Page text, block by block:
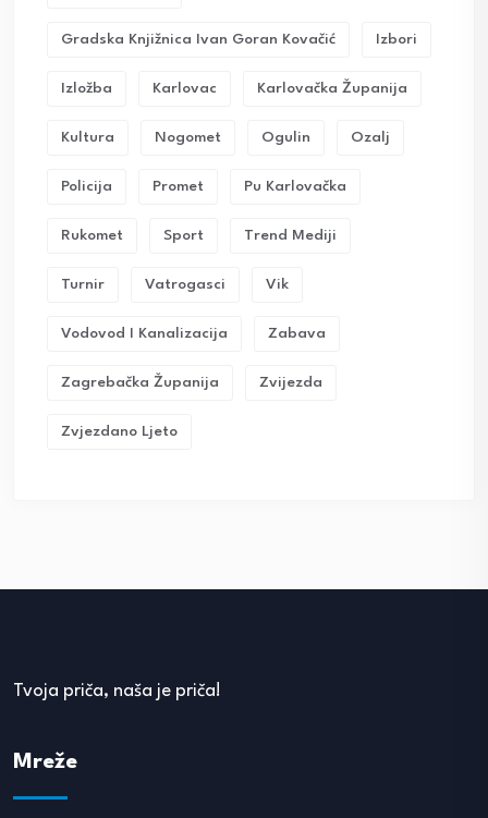
Gradska Knjižnica Ivan Goran Kovačić Izbori
Izložba Karlovac Karlovačka Županija
Kultura Nogomet Ogulin Ozalj
Policija Promet Pu Karlovačka
Rukomet Sport Trend Mediji
Turnir Vatrogasci Vik
Vodovod I Kanalizacija Zabava
Zagrebačka Županija Zvijezda
Zvjezdano Ljeto
Tvoja priča, naša je priča!
Mreže